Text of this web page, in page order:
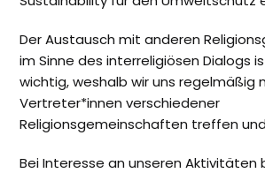
Der Austausch mit anderen
im Sinne des interreligiösen Dialogs
wichtig, weshalb wir uns regelmäßig
Vertreter*innen verschiedener
Religionsgemeinschaften treffen
Bei Interesse an unseren Aktivitäten